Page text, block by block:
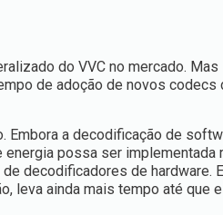
do VVC no mercado.
de adoção de novos codecs
Embora a decodificação de
possa ser implementada
decodificadores de hardware.
leva ainda mais tempo até que